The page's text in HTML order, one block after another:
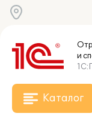
и
Каталог